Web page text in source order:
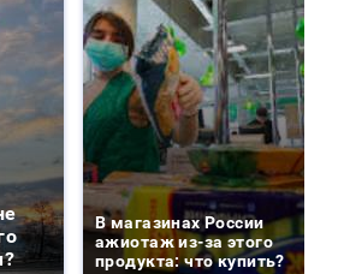
В магазинах России
ажиотаж из-за этого
продукта: что купить?